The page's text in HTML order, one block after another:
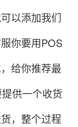
以添加我们
你要用POS
给你推荐最
供一个收货
，整个过程